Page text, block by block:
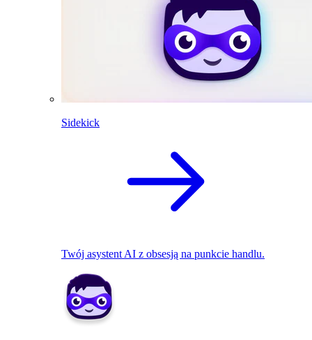
Sidekick
Twój asystent AI z obsesją na punkcie handlu.